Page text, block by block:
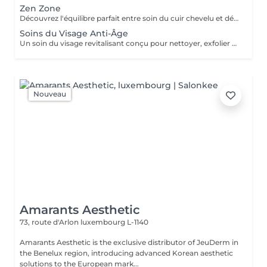
Zen Zone
Découvrez l'équilibre parfait entre soin du cuir chevelu et détente du haut du corps. Ce rituel bien-être associe un Head Spa de 60 minutes à un Massage Dos & Épaules Office Syndrome de 30 minutes pour relâcher les tensions, apaiser l'esprit et procurer une profonde sensation de bien-être. Comprend : Head Spa 60 min Massage Dos & Épaules Office Syndrome 30 min
Soins du Visage Anti-Âge
Un soin du visage revitalisant conçu pour nettoyer, exfolier et nourrir la peau tout en favorisant un teint frais et éclatant. Associant des produits de soin soigneusement sélectionnés à des techniques de massage relaxantes du visage, ce traitement laisse la peau douce, rafraîchie et parfaitement soignée.
Nouveau
Amarants Aesthetic
73, route d'Arlon luxembourg L-1140
Amarants Aesthetic is the exclusive distributor of JeuDerm in
the Benelux region, introducing advanced Korean aesthetic
solutions to the European mark...